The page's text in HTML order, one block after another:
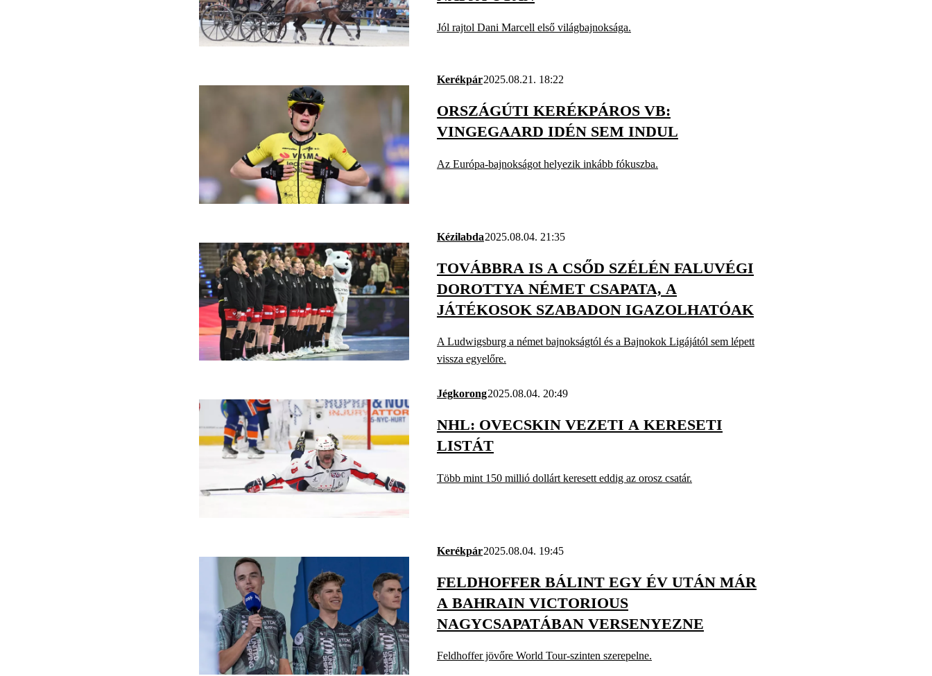
Jól rajtol Dani Marcell első világbajnoksága.
Kerékpár2025.08.21. 18:22
ORSZÁGÚTI KERÉKPÁROS VB:
VINGEGAARD IDÉN SEM INDUL
Az Európa-bajnokságot helyezik inkább fókuszba.
Kézilabda2025.08.04. 21:35
TOVÁBBRA IS A CSŐD SZÉLÉN FALUVÉGI
DOROTTYA NÉMET CSAPATA, A
JÁTÉKOSOK SZABADON IGAZOLHATÓAK
A Ludwigsburg a német bajnokságtól és a Bajnokok Ligájától sem lépett
vissza egyelőre.
Jégkorong2025.08.04. 20:49
NHL: OVECSKIN VEZETI A KERESETI
LISTÁT
Több mint 150 millió dollárt keresett eddig az orosz csatár.
Kerékpár2025.08.04. 19:45
FELDHOFFER BÁLINT EGY ÉV UTÁN MÁR
A BAHRAIN VICTORIOUS
NAGYCSAPATÁBAN VERSENYEZNE
Feldhoffer jövőre World Tour-szinten szerepelne.